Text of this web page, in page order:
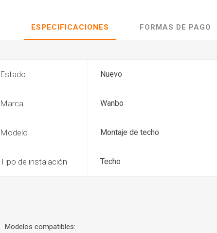
ESPECIFICACIONES FORMAS DE PAGO
Estado Nuevo
Marca Wanbo
Modelo Montaje de techo
Tipo de instalación Techo
Modelos compatibles: